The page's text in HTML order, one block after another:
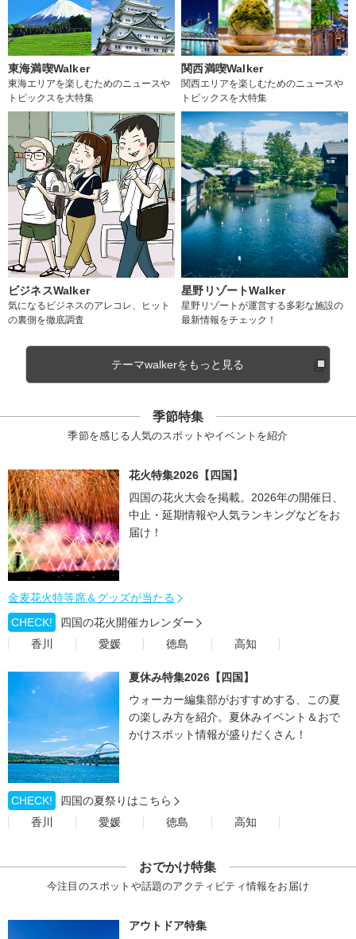
東海満喫Walker
東海エリアを楽しむためのニュースや
トピックスを大特集
関西満喫Walker
関西エリアを楽しむためのニュースや
トピックスを大特集
ビジネスWalker
気になるビジネスのアレコレ、ヒット
の裏側を徹底調査
星野リゾートWalker
星野リゾートが運営する多彩な施設の
最新情報をチェック！
テーマwalkerをもっと見る
季節特集
季節を感じる人気のスポットやイベントを紹介
花火特集2026【四国】
四国の花火大会を掲載。2026年の開催日、
中止・延期情報や人気ランキングなどをお
届け！
金麦花火特等席＆グッズが当たる
CHECK!
四国の花火開催カレンダー
香川
愛媛 徳島 高知
夏休み特集2026【四国】
ウォーカー編集部がおすすめする、この夏
の楽しみ方を紹介。夏休みイベント＆おで
かけスポット情報が盛りだくさん！
CHECK!
四国の夏祭りはこちら
香川
愛媛 徳島 高知
おでかけ特集
今注目のスポットや話題のアクティビティ情報をお届け
アウトドア特集